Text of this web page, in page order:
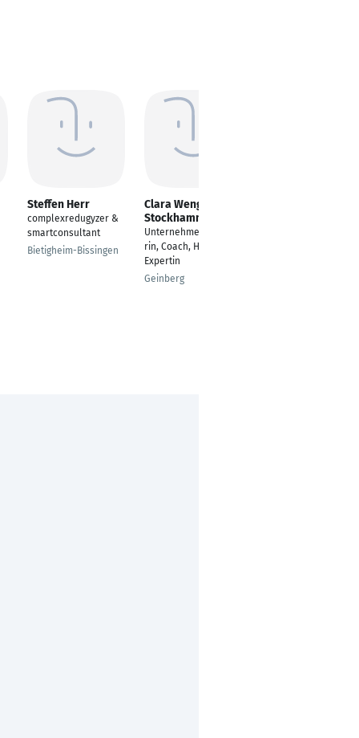
Steffen Herr
complexredugyzer &
smartconsultant
Bietigheim-Bissingen
Clara Wenger-
Stockhammer
Unternehmensberate
rin, Coach, HR-
Expertin
Geinberg